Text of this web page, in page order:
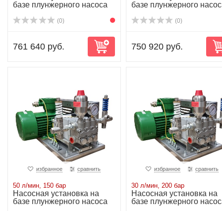
базе плунжерного насоса
(0)
761 640 руб.
базе плунжерного
(0)
750 920 руб.
избранное сравнить
50 л/мин, 150 бар
Насосная установка на
базе плунжерного насоса
избранное сравнить
30 л/мин, 200 бар
Насосная установка на
базе плунжерного